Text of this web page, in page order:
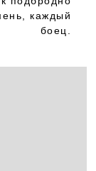
каждый
боец.